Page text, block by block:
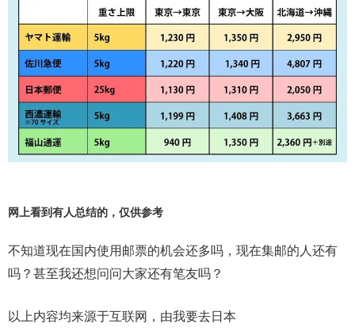
网上看到有人总结的，仅供参考
不知道现在国内使用邮票的机会还多吗，现在集邮的人还有
吗？甚至我还想问问大家还有笔友吗？
以上内容均来源于互联网，由我要去日本